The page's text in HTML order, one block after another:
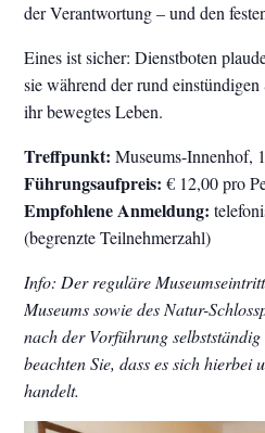
der Verantwortung – und den
Eines ist sicher: Dienstboten
sie während der rund
ihr bewegtes Leben.
Treffpunkt: Museums-Innenhof,
Führungsaufpreis: € 12,00 pro
Empfohlene Anmeldung:
(begrenzte Teilnehmerzahl)
Info: Der reguläre
Museums sowie des Natur-
nach der Vorführung
beachten Sie, dass es sich hierbei
handelt.